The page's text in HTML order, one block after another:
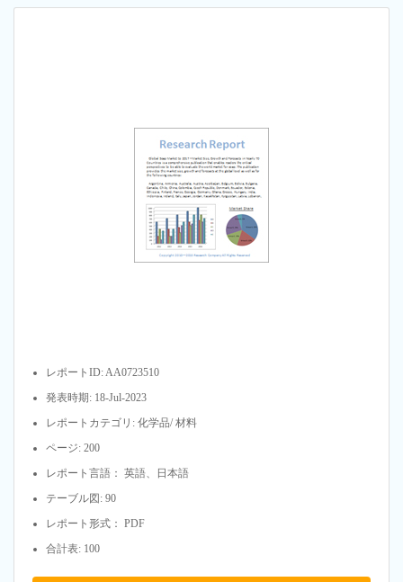
レポートID: AA0723510
発表時期: 18-Jul-2023
レポートカテゴリ: 化学品/ 材料
ページ: 200
レポート言語： 英語、日本語
テーブル図: 90
レポート形式： PDF
合計表: 100